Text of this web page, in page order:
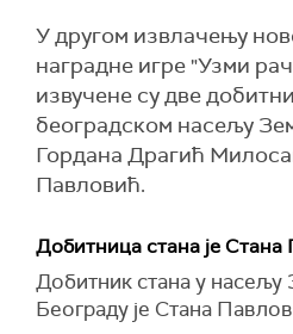
У другом извлачењу
наградне игре "Узми
извучене су две
београдском насељу
Гордана Драгић
Павловић.
Добитница стана је Стана
Добитник стана у насељу
Београду је Стана